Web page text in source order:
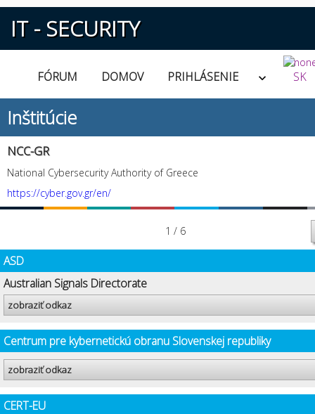
IT - SECURITY
FÓRUM DOMOV PRIHLÁSENIE SK
Inštitúcie
NCC-GR
National Cybersecurity Authority of Greece
https://cyber.gov.gr/en/
1 / 6
ASD
Australian Signals Directorate
zobraziť odkaz
Centrum pre kybernetickú obranu Slovenskej republiky
zobraziť odkaz
CERT-EU